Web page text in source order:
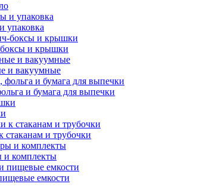
упаковка
и крышки
и вакуумные
и бумага для выпечки
и трубочки
и комплекты
емкости